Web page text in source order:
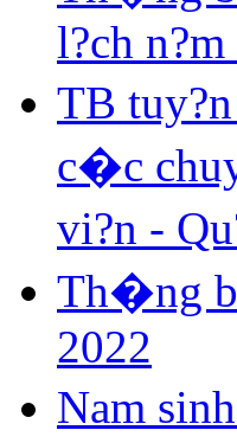
l?ch n?m
TB
c�c
vi?n -
Th�ng
2022
Nam